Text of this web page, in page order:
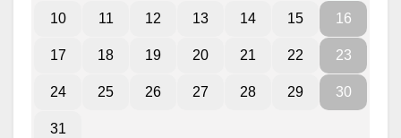
10 11 12 13 14 15 16
17 18 19 20 21 22 23
24 25 26 27 28 29 30
31